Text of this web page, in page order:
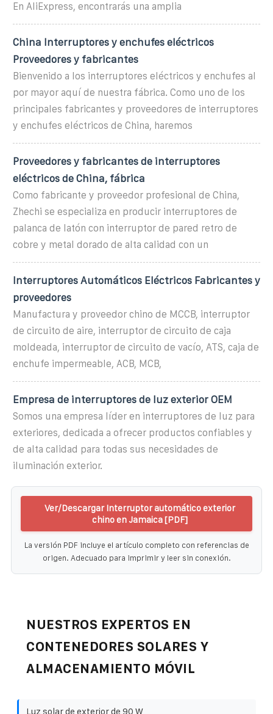
En AliExpress, encontrarás una amplia
China Interruptores y enchufes eléctricos
Proveedores y fabricantes
Bienvenido a los interruptores eléctricos y enchufes al
por mayor aquí de nuestra fábrica. Como uno de los
principales fabricantes y proveedores de interruptores
y enchufes eléctricos de China, haremos
Proveedores y fabricantes de interruptores
eléctricos de China, fábrica
Como fabricante y proveedor profesional de China,
Zhechi se especializa en producir interruptores de
palanca de latón con interruptor de pared retro de
cobre y metal dorado de alta calidad con un
Interruptores Automáticos Eléctricos Fabricantes y
proveedores
Manufactura y proveedor chino de MCCB, interruptor
de circuito de aire, interruptor de circuito de caja
moldeada, interruptor de circuito de vacío, ATS, caja de
enchufe impermeable, ACB, MCB,
Empresa de interruptores de luz exterior OEM
Somos una empresa líder en interruptores de luz para
exteriores, dedicada a ofrecer productos confiables y
de alta calidad para todas sus necesidades de
iluminación exterior.
Ver/Descargar Interruptor automático exterior
chino en Jamaica [PDF]
La versión PDF incluye el artículo completo con referencias de
origen. Adecuado para imprimir y leer sin conexión.
NUESTROS EXPERTOS EN
CONTENEDORES SOLARES Y
ALMACENAMIENTO MÓVIL
Luz solar de exterior de 90 W